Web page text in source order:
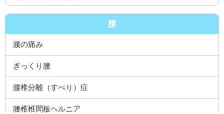
腰
腰の痛み
ぎっくり腰
腰椎分離（すべり）症
腰椎椎間板ヘルニア